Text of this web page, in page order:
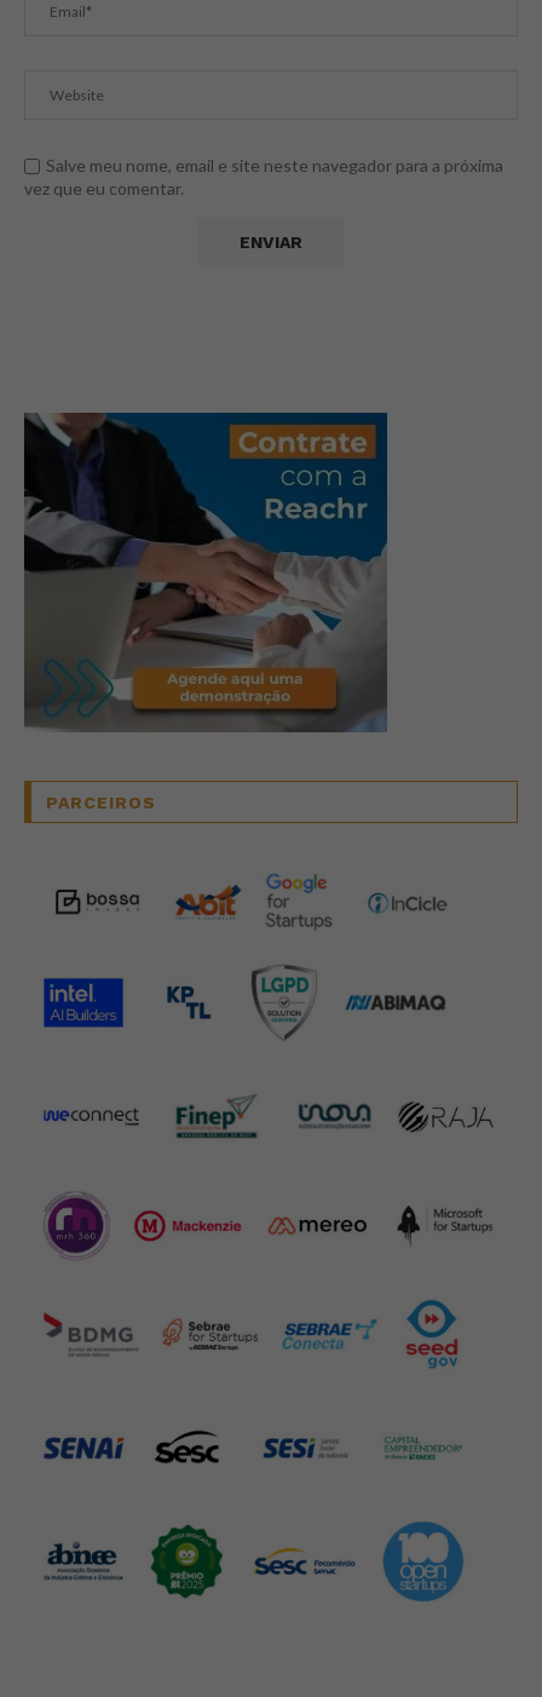
Salve meu nome, email e site neste navegador para a próxima
vez que eu comentar.
PARCEIROS